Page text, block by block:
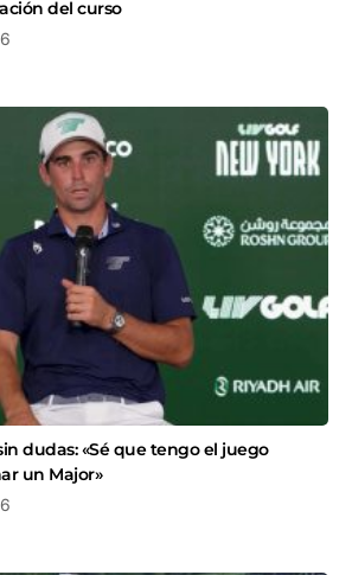
del curso
dudas: «Sé que tengo el juego
un Major»